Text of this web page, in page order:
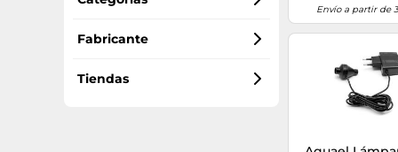
Accesorios acuario
Decoración acuarios
Fabricante
Fluval
Tiendas
Envío a partir de